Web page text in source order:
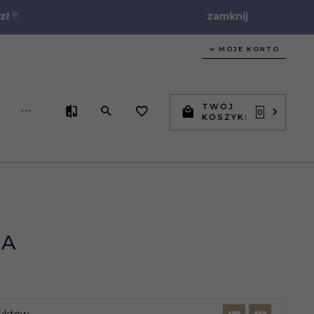
!!! zamknij
MOJE KONTO
...
TWÓJ
KOSZYK:
0